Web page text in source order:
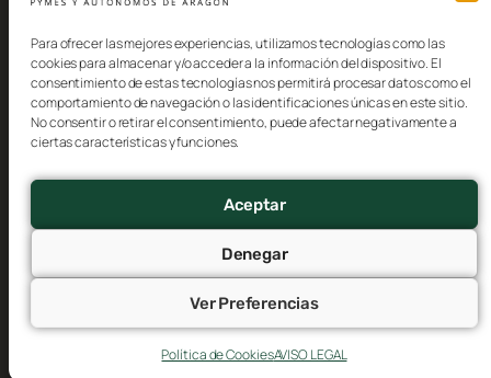
Para ofrecer las mejores experiencias, utilizamos tecnologías como las
cookies para almacenar y/o acceder a la información del dispositivo. El
consentimiento de estas tecnologías nos permitirá procesar datos como el
comportamiento de navegación o las identificaciones únicas en este sitio.
No consentir o retirar el consentimiento, puede afectar negativamente a
ciertas características y funciones.
Aceptar
Denegar
Ver Preferencias
Política de CookiesAVISO LEGAL
Autores
Eventos
Diseñado con